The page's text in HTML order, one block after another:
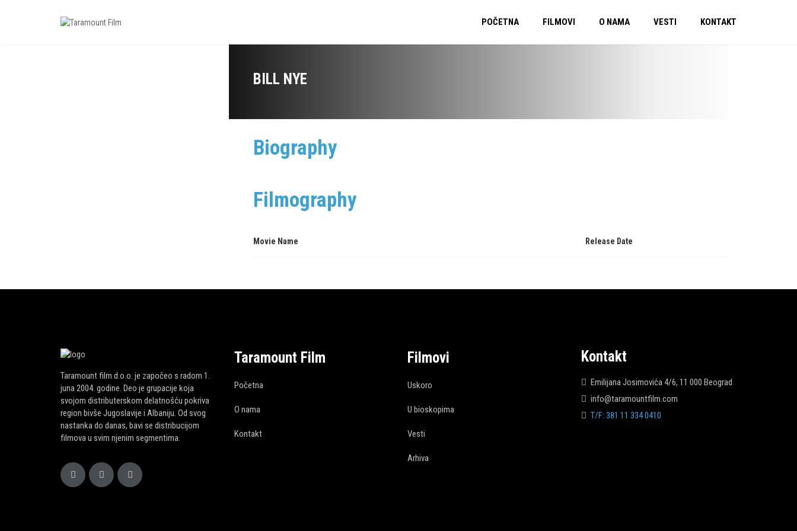
POČETNA FILMOVI O NAMA VESTI KONTAKT
BILL NYE
Biography
Filmography
Movie Name Release Date
Taramount film d.o.o. je započeo s radom 1.
juna 2004. godine. Deo je grupacije koja
svojom distributerskom delatnošću pokriva
region bivše Jugoslavije i Albaniju. Od svog
nastanka do danas, bavi se distribucijom
filmova u svim njenim segmentima.
Taramount Film
Početna
O nama
Kontakt
Filmovi
Uskoro
U bioskopima
Vesti
Arhiva
Kontakt
Emilijana Josimovića 4/6, 11 000 Beograd
info@taramountfilm.com
T/F: 381 11 334 0410